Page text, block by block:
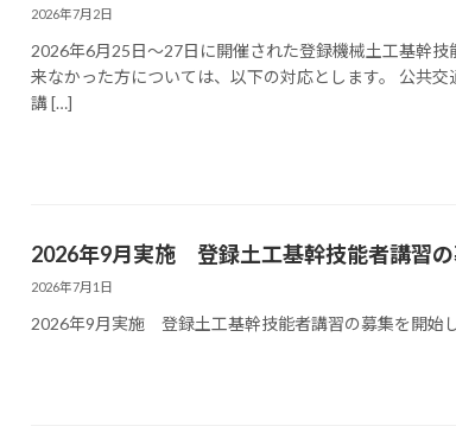
2026年7月2日
2026年6月25日～27日に開催された登録機械土工基幹
来なかった方については、以下の対応とします。 公
講 […]
2026年9月実施 登録土工基幹技能者講習の
2026年7月1日
2026年9月実施 登録土工基幹技能者講習の募集を開始